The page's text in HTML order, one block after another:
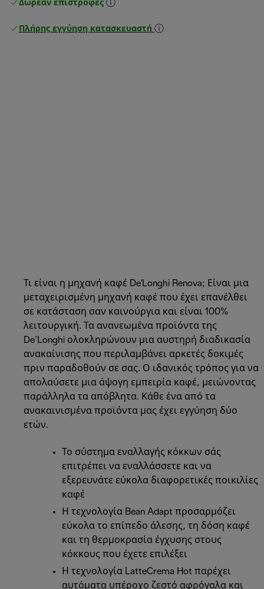
Δωρεάν επιστροφές
Πλήρης εγγύηση κατασκευαστή
Τι είναι η μηχανή καφέ De'Longhi Renova; Είναι μια
μεταχειρισμένη μηχανή καφέ που έχει επανέλθει
σε κατάσταση σαν καινούργια και είναι 100%
λειτουργική. Τα ανανεωμένα προϊόντα της
De’Longhi ολοκληρώνουν μια αυστηρή διαδικασία
ανακαίνισης που περιλαμβάνει αρκετές δοκιμές
πριν παραδοθούν σε σας. Ο ιδανικός τρόπος για να
απολαύσετε μια άψογη εμπειρία καφέ, μειώνοντας
παράλληλα τα απόβλητα. Κάθε ένα από τα
ανακαινισμένα προϊόντα μας έχει εγγύηση δύο
ετών.
Το σύστημα εναλλαγής κόκκων σάς
επιτρέπει να εναλλάσσετε και να
εξερευνάτε εύκολα διαφορετικές ποικιλίες
καφέ
Η τεχνολογία Bean Adapt προσαρμόζει
εύκολα το επίπεδο άλεσης, τη δόση καφέ
και τη θερμοκρασία έγχυσης στους
κόκκους που έχετε επιλέξει
Η τεχνολογία LatteCrema Hot παρέχει
αυτόματα υπέροχο ζεστό αφρόγαλα και